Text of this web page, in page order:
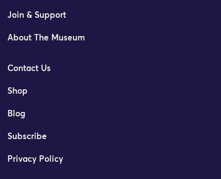
Join & Support
About The Museum
Contact Us
Shop
Blog
Subscribe
Privacy Policy